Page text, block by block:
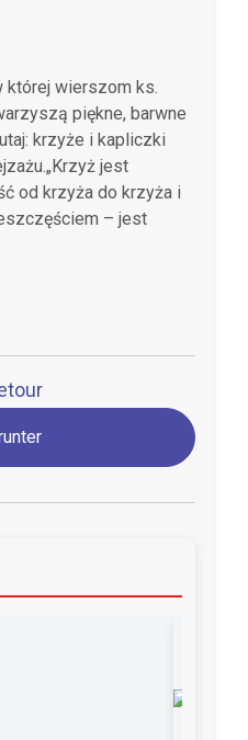
której wierszom ks.
piękne, barwne
krzyże i kapliczki
jest
od krzyża do krzyża i
– jest